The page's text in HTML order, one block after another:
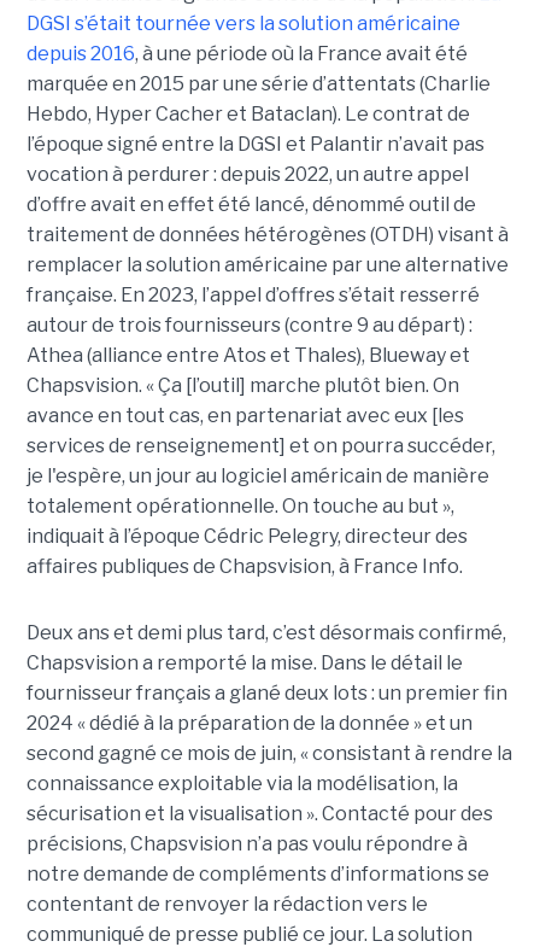
DGSI s’était tournée vers la solution américaine
depuis 2016, à une période où la France avait été
marquée en 2015 par une série d’attentats (Charlie
Hebdo, Hyper Cacher et Bataclan). Le contrat de
l’époque signé entre la DGSI et Palantir n’avait pas
vocation à perdurer : depuis 2022, un autre appel
d’offre avait en effet été lancé, dénommé outil de
traitement de données hétérogènes (OTDH) visant à
remplacer la solution américaine par une alternative
française. En 2023, l’appel d’offres s’était resserré
autour de trois fournisseurs (contre 9 au départ) :
Athea (alliance entre Atos et Thales), Blueway et
Chapsvision. « Ça [l’outil] marche plutôt bien. On
avance en tout cas, en partenariat avec eux [les
services de renseignement] et on pourra succéder,
je l'espère, un jour au logiciel américain de manière
totalement opérationnelle. On touche au but »,
indiquait à l’époque Cédric Pelegry, directeur des
affaires publiques de Chapsvision, à France Info.
Deux ans et demi plus tard, c’est désormais confirmé,
Chapsvision a remporté la mise. Dans le détail le
fournisseur français a glané deux lots : un premier fin
2024 « dédié à la préparation de la donnée » et un
second gagné ce mois de juin, « consistant à rendre la
connaissance exploitable via la modélisation, la
sécurisation et la visualisation ». Contacté pour des
précisions, Chapsvision n’a pas voulu répondre à
notre demande de compléments d’informations se
contentant de renvoyer la rédaction vers le
communiqué de presse publié ce jour. La solution